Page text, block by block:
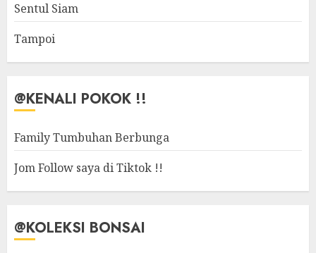
Sentul Siam
Tampoi
@KENALI POKOK !!
Family Tumbuhan Berbunga
Jom Follow saya di Tiktok !!
@KOLEKSI BONSAI